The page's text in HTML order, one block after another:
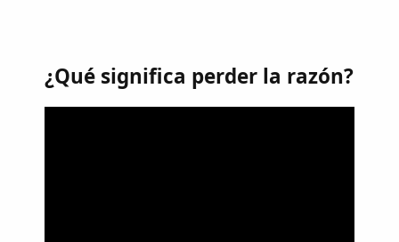
¿Qué significa perder la razón?